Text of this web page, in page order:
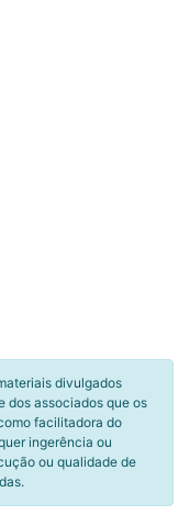
divulgados
dos associados que os
facilitadora do
ingerência ou
ou qualidade de